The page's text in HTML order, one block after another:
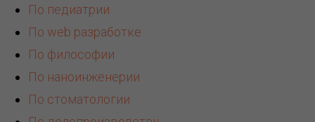
По педиатрии
По web разработке
По философии
По наноинженерии
По стоматологии